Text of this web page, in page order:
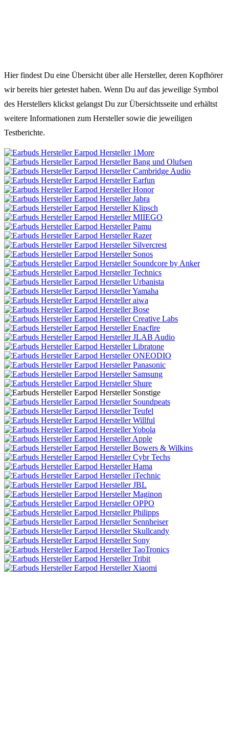
Hier findest Du eine Übersicht über alle Hersteller, deren Kopfhörer
wir bereits hier getestet haben. Wenn Du auf das jeweilige Symbol
des Herstellers klickst gelangst Du zur Übersichtsseite und erhältst
weitere Informationen zum Hersteller sowie die jeweiligen
Testberichte.